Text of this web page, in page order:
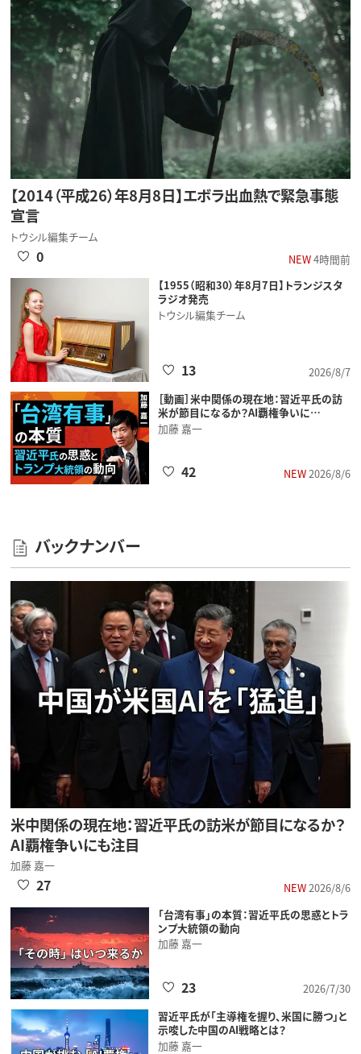
【2014（平成26）年8月8日】エボラ出血熱で緊急事態
宣言
トウシル編集チーム
NEW4時間前
0
【1955（昭和30）年8月7日】トランジスタ
ラジオ発売
トウシル編集チーム
2026/8/7
13
［動画］米中関係の現在地：習近平氏の訪
米が節目になるか？AI覇権争いに…
加藤 嘉一
NEW2026/8/6
42
バックナンバー
米中関係の現在地：習近平氏の訪米が節目になるか？
AI覇権争いにも注目
加藤 嘉一
NEW2026/8/6
27
「台湾有事」の本質：習近平氏の思惑とトラ
ンプ大統領の動向
加藤 嘉一
2026/7/30
23
習近平氏が「主導権を握り、米国に勝つ」と
示唆した中国のAI戦略とは？
加藤 嘉一